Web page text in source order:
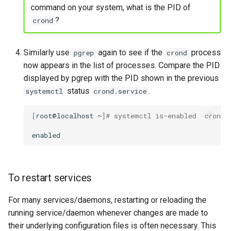
command on your system, what is the PID of
crond ?
Similarly use pgrep again to see if the crond process
now appears in the list of processes. Compare the PID
displayed by pgrep with the PID shown in the previous
systemctl status crond.service .
[root@localhost ~]# systemctl is-enabled
To restart services
For many services/daemons, restarting or reloading the
running service/daemon whenever changes are made to
their underlying configuration files is often necessary. This